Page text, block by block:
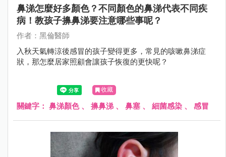
鼻涕怎麼好多顏色？不同顏色的鼻涕代表不同疾
病！教孩子擤鼻涕要注意哪些事呢？
作者：黑倫醫師
入秋天氣轉涼後感冒的孩子變得更多，常見的咳嗽鼻涕症
狀，那怎麼居家照顧會讓孩子恢復的更快呢？
收藏
關鍵字： 鼻涕顏色、 擤鼻涕 、 鼻塞 、 細菌感染 、 感冒